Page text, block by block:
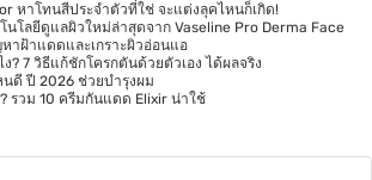
หาโทนสีประจำตัวที่ใช่ จะแต่งลุคไหนก็เกิด!
โนโลยีดูแลผิวใหม่ล่าสุดจาก Vaseline Pro Derma Face
าฝ้าแดดและเกราะผิวอ่อนแอ
? 7 วิธีแก้ชักโครกตันด้วยตัวเอง ได้ผลจริง
ดี ปี 2026 ช่วยบำรุงผม
รวม 10 ครีมกันแดด Elixir น่าใช้